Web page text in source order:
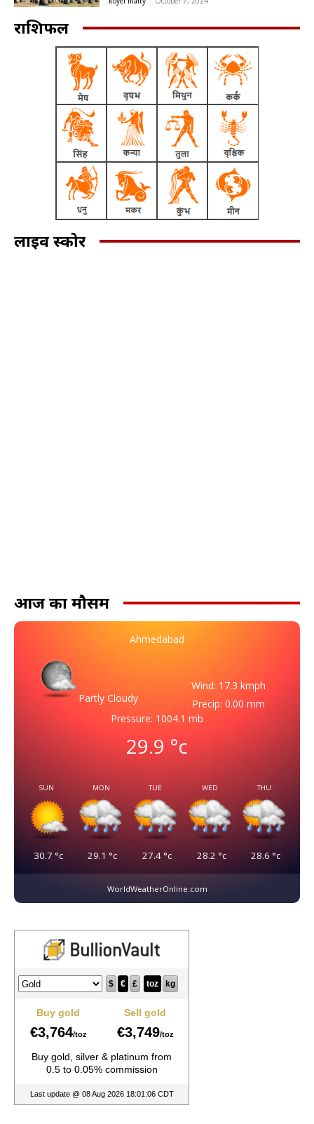
राशिफल
लाइव स्कोर
आज का मौसम
Ahmedabad
Partly Cloudy
Wind: 17.3 kmph
Precip: 0.00 mm
Pressure: 1004.1 mb
29.9 °c
SUN
30.7 °c
MON
29.1 °c
TUE
27.4°c
WED
28.2 °c
THU
28.6 °c
WorldWeatherOnline.com